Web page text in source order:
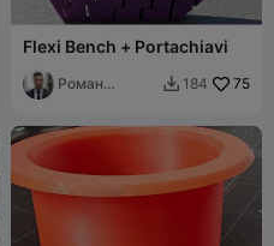
Flexi Bench + Portachiavi
Роман
 184 75